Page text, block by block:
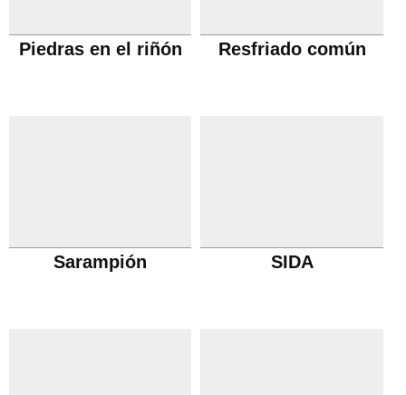
Piedras en el riñón Resfriado común
Sarampión SIDA